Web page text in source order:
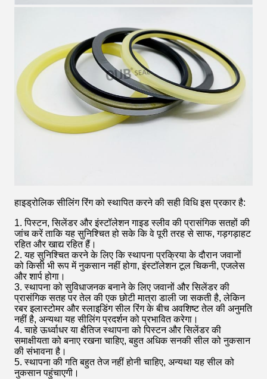
हाइड्रोलिक सीलिंग रिंग को स्थापित करने की सही विधि इस प्रकार है:
1. पिस्टन, सिलेंडर और इंस्टॉलेशन गाइड स्लीव की प्रासंगिक सतहों की
जांच करें ताकि यह सुनिश्चित हो सके कि वे पूरी तरह से साफ, गड़गड़ाहट
रहित और खाद्य रहित हैं।
2. यह सुनिश्चित करने के लिए कि स्थापना प्रक्रिया के दौरान जवानों
को किसी भी रूप में नुकसान नहीं होगा, इंस्टॉलेशन टूल चिकनी, एजलेस
और शार्प होगा।
3. स्थापना को सुविधाजनक बनाने के लिए जवानों और सिलेंडर की
प्रासंगिक सतह पर तेल की एक छोटी मात्रा डाली जा सकती है, लेकिन
रबर इलास्टोमर और स्लाइडिंग सील रिंग के बीच अवशिष्ट तेल की अनुमति
नहीं है, अन्यथा यह सीलिंग प्रदर्शन को प्रभावित करेगा।
4. चाहे ऊर्ध्वाधर या क्षैतिज स्थापना को पिस्टन और सिलेंडर की
समाक्षीयता को बनाए रखना चाहिए, बहुत अधिक सनकी सील को नुकसान
की संभावना है।
5. स्थापना की गति बहुत तेज नहीं होनी चाहिए, अन्यथा यह सील को
नुकसान पहुंचाएगी।